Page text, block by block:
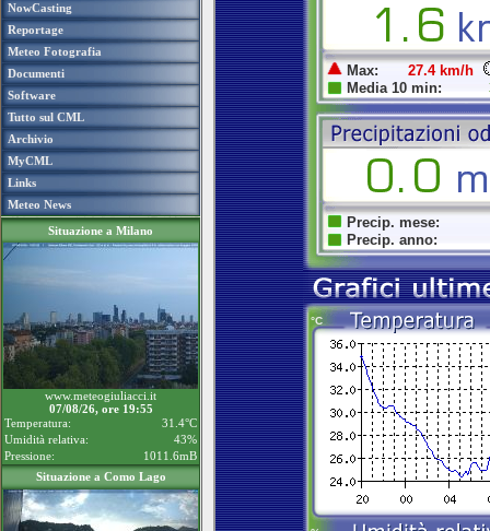
NowCasting
Reportage
Meteo Fotografia
Documenti
Software
Tutto sul CML
Archivio
MyCML
Links
Meteo News
Situazione a Milano
www.meteogiuliacci.it
07/08/26, ore 19:55
Temperatura:
31.4°C
Umidità relativa:
43%
Pressione:
1011.6mB
Situazione a Como Lago